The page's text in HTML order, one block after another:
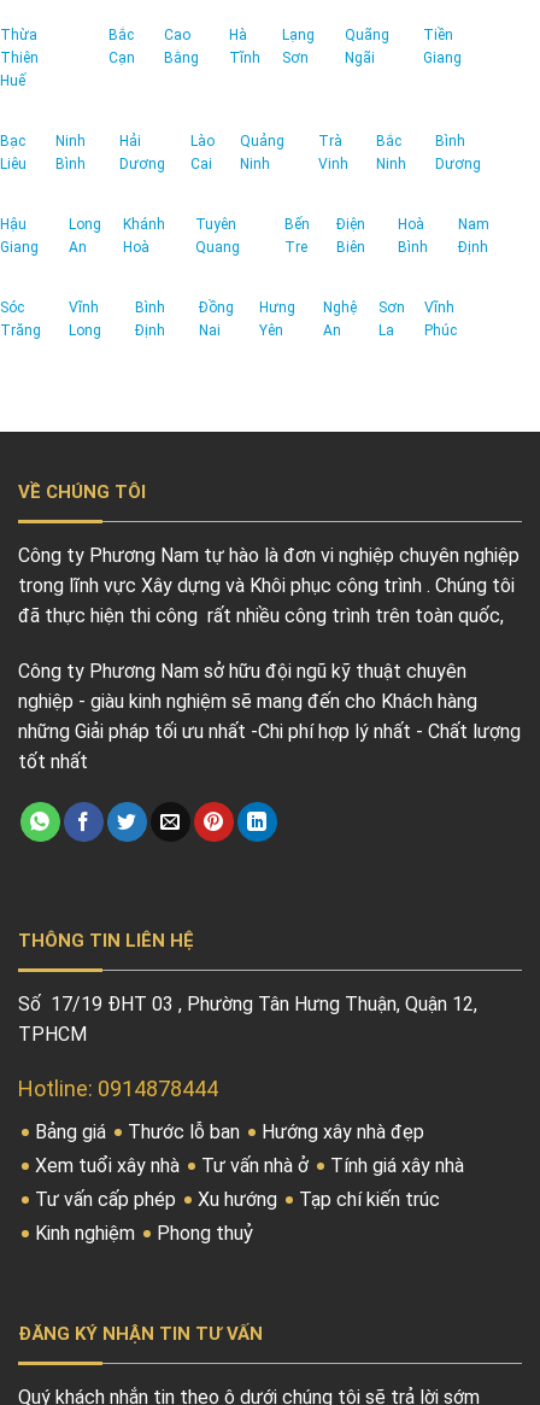
Thừa
Thiên
Huế
Bắc
Cạn
Cao
Bằng
Hà
Tĩnh
Lạng
Sơn
Quãng
Ngãi
Tiền
Giang
Bạc
Liêu
Ninh
Bình
Hải
Dương
Lào
Cai
Quảng
Ninh
Trà
Vinh
Bắc
Ninh
Bình
Dương
Hậu
Giang
Long
An
Khánh
Hoà
Tuyên
Quang
Bến
Tre
Điện
Biên
Hoà
Bình
Nam
Định
Sóc
Trăng
Vĩnh
Long
Bình
Định
Đồng
Nai
Hưng
Yên
Nghệ
An
Sơn
La
Vĩnh
Phúc
VỀ CHÚNG TÔI
Công ty Phương Nam tự hào là đơn vi nghiệp chuyên nghiệp
trong lĩnh vực Xây dựng và Khôi phục công trình . Chúng tôi
đã thực hiện thi công rất nhiều công trình trên toàn quốc,
Công ty Phương Nam sở hữu đội ngũ kỹ thuật chuyên
nghiệp - giàu kinh nghiệm sẽ mang đến cho Khách hàng
những Giải pháp tối ưu nhất -Chi phí hợp lý nhất - Chất lượng
tốt nhất
THÔNG TIN LIÊN HỆ
Số 17/19 ĐHT 03 , Phường Tân Hưng Thuận, Quận 12,
TPHCM
Hotline: 0914878444
Bảng giá Thước lỗ ban
Hướng xây nhà đẹp
Xem tuổi xây nhà
Tư vấn nhà ở
Tính giá xây nhà
Tư vấn cấp phép
Xu hướng
Tạp chí kiến trúc
Kinh nghiệm
Phong thuỷ
ĐĂNG KÝ NHẬN TIN TƯ VẤN
Quý khách nhắn tin theo ô dưới chúng tôi sẽ trả lời sớm